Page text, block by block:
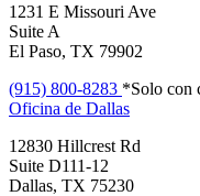
1231 E Missouri Ave
Suite A
El Paso, TX 79902
(915) 800-8283 *Solo con
Oficina de Dallas
12830 Hillcrest Rd
Suite D111-12
Dallas, TX 75230